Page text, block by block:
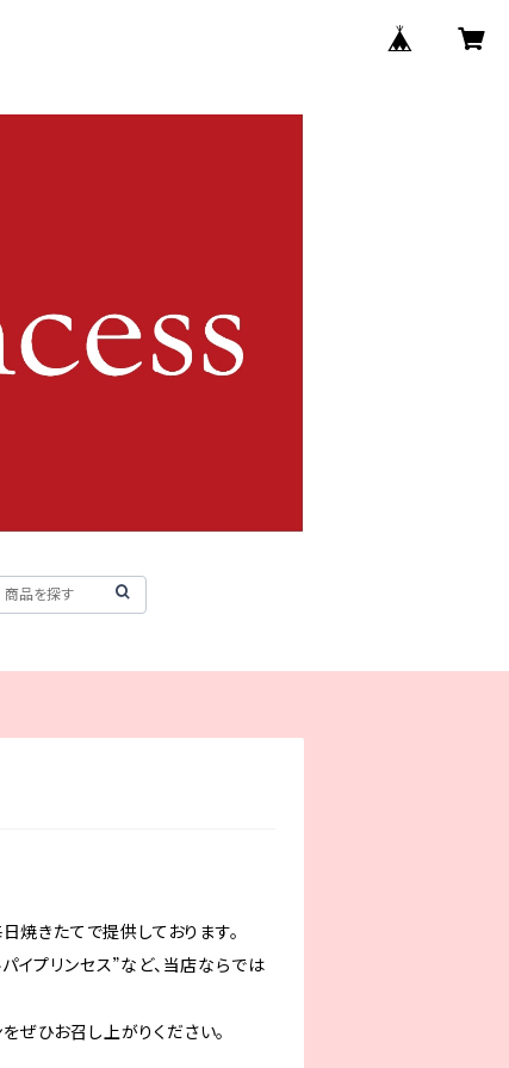
きたてで提供しております。
イプリンセス”など、当店ならでは
ぜひお召し上がりください。